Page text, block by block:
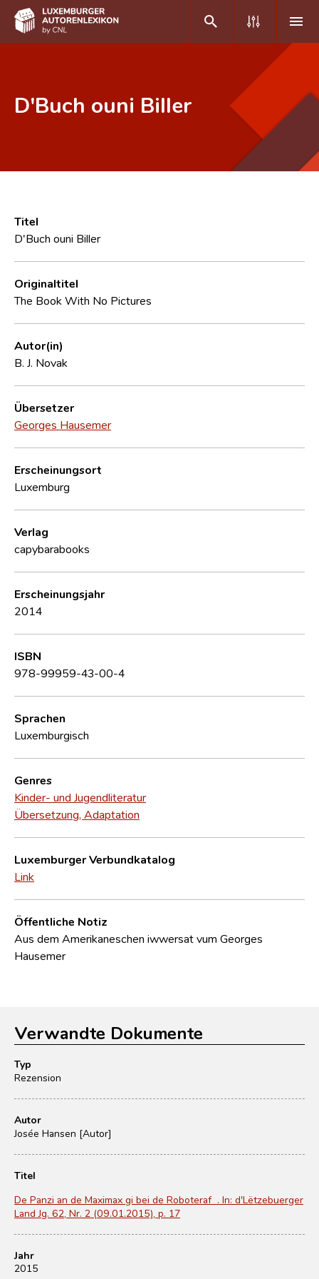
Häufige Fragen und Antworten
CNL
Forschungsgruppe
Kontakt
D'Buch ouni Biller
Titel
D'Buch ouni Biller
Originaltitel
The Book With No Pictures
Autor(in)
B. J. Novak
Übersetzer
Georges Hausemer
Erscheinungsort
Luxemburg
Verlag
capybarabooks
Erscheinungsjahr
2014
ISBN
978-99959-43-00-4
Sprachen
Luxemburgisch
Genres
Kinder- und Jugendliteratur
Übersetzung, Adaptation
Luxemburger Verbundkatalog
Link
Öffentliche Notiz
Aus dem Amerikaneschen iwwersat vum Georges
Hausemer
Verwandte Dokumente
Typ
Rezension
Autor
Josée Hansen [Autor]
Titel
De Panzi an de Maximax gi bei de Roboteraf . In: d'Lëtzebuerger
Land Jg. 62, Nr. 2 (09.01.2015), p. 17
Jahr
2015